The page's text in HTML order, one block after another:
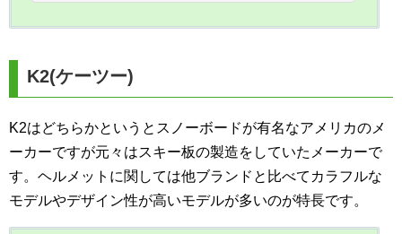
K2(ケーツー)
K2はどちらかというとスノーボードが有名なアメリカのメ
ーカーですが元々はスキー板の製造をしていたメーカーで
す。ヘルメットに関しては他ブランドと比べてカラフルな
モデルやデザイン性が高いモデルが多いのが特長です。